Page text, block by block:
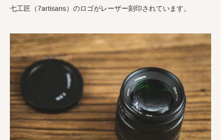
七工匠（7artisans）のロゴがレーザー刻印されています。